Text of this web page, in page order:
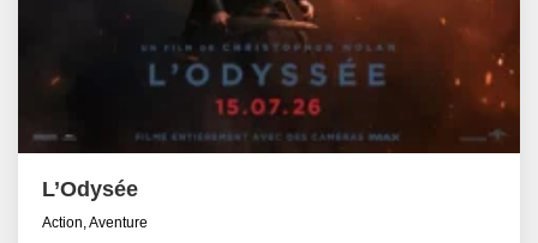
L’Odysée
Action, Aventure